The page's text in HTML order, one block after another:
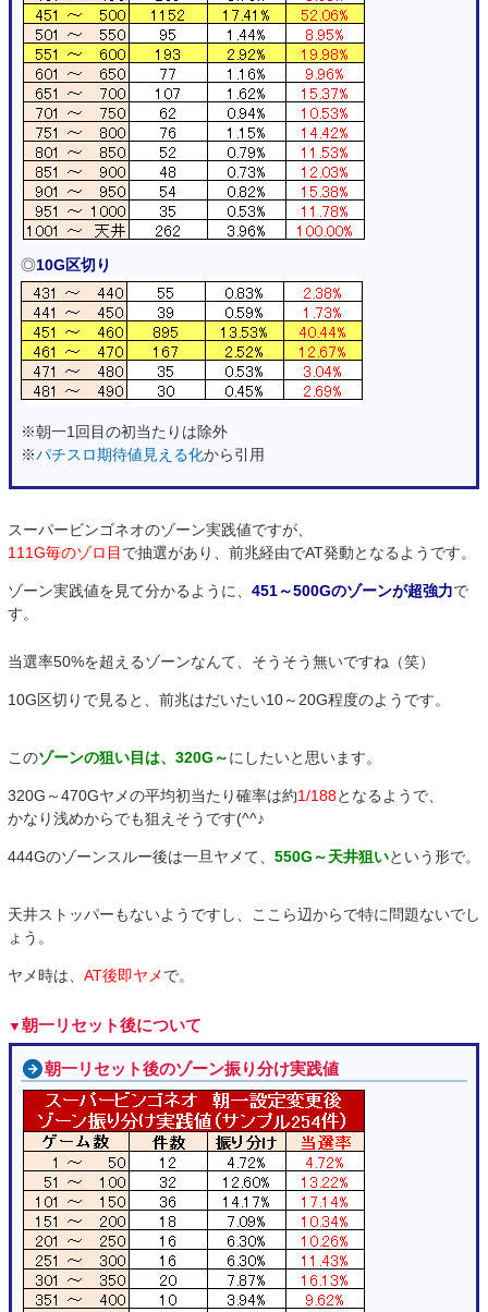
◎10G区切り
※朝一1回目の初当たりは除外
※パチスロ期待値見える化から引用
スーパービンゴネオのゾーン実践値ですが、
111G毎のゾロ目 で抽選があり、前兆経由でAT発動となるようです。
ゾーン実践値を見て分かるように、 451～500Gのゾーンが超強力で
す。
当選率50%を超えるゾーンなんて、そうそう無いですね（笑）
10G区切りで見ると、前兆はだいたい10～20G程度のようです。
このゾーンの狙い目は、320G～にしたいと思います。
320G～470Gヤメの平均初当たり確率は約1/188となるようで、
かなり浅めからでも狙えそうです(^^♪
444Gのゾーンスルー後は一旦ヤメて、 550G～天井狙いという形で。
天井ストッパーもないようですし、ここら辺からで特に問題ないでし
ょう。
ヤメ時は、 AT後即ヤメで。
朝一リセット後について
朝一リセット後のゾーン振り分け実践値